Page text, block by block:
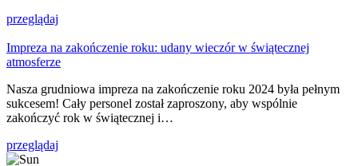
przeglądaj
Impreza na zakończenie roku: udany wieczór w świątecznej
atmosferze
Nasza grudniowa impreza na zakończenie roku 2024 była pełnym
sukcesem! Cały personel został zaproszony, aby wspólnie
zakończyć rok w świątecznej i…
przeglądaj